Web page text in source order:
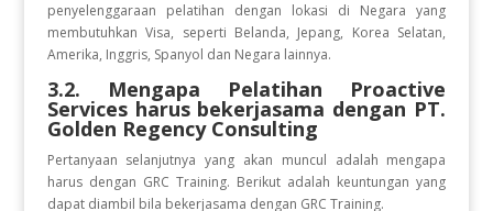
penyelenggaraan pelatihan dengan lokasi di Negara yang
membutuhkan Visa, seperti Belanda, Jepang, Korea Selatan,
Amerika, Inggris, Spanyol dan Negara lainnya.
3.2. Mengapa Pelatihan Proactive
Servicesharus bekerjasama dengan PT.
Golden Regency Consulting
Pertanyaan selanjutnya yang akan muncul adalah mengapa
harus dengan GRC Training. Berikut adalah keuntungan yang
dapat diambil bila bekerjasama dengan GRC Training.